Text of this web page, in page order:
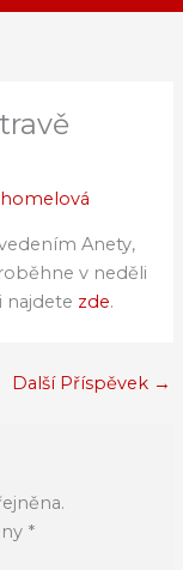
Anety,
v neděli
najdete zde.
Další Příspěvek →
*